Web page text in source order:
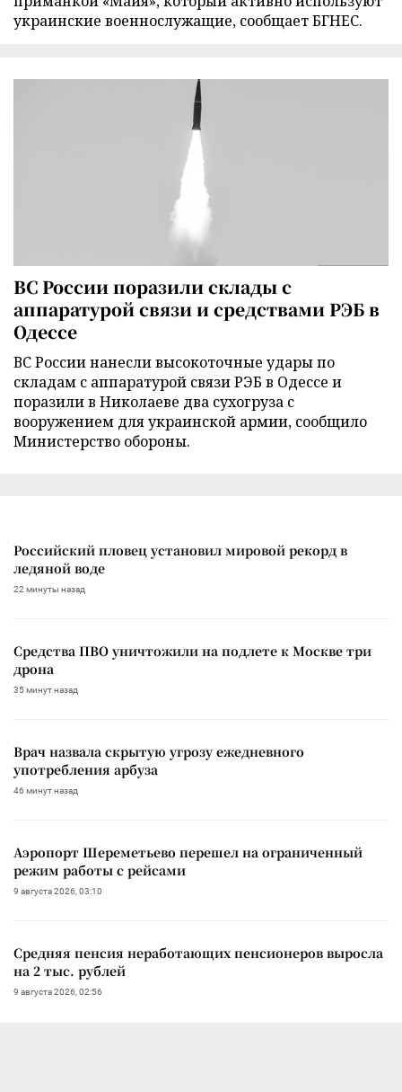
украинские военнослужащие, сообщает БГНЕС.
ВС России поразили склады с
аппаратурой связи и средствами РЭБ в
Одессе
ВС России нанесли высокоточные удары по
складам с аппаратурой связи РЭБ в Одессе и
поразили в Николаеве два сухогруза с
вооружением для украинской армии, сообщило
Министерство обороны.
Российский пловец установил мировой рекорд в
ледяной воде
22 минуты назад
Средства ПВО уничтожили на подлете к Москве три
дрона
35 минут назад
Врач назвала скрытую угрозу ежедневного
употребления арбуза
46 минут назад
Аэропорт Шереметьево перешел на ограниченный
режим работы с рейсами
9 августа 2026, 03:10
Средняя пенсия неработающих пенсионеров выросла
на 2 тыс. рублей
9 августа 2026, 02:56